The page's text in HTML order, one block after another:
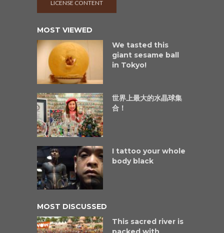
LICENSE CONTENT
MOST VIEWED
We tasted this
giant sesame ball
in Tokyo!
世界上最大的水晶球集
合！
I tattoo your whole
body black
MOST DISCUSSED
This sacred river is